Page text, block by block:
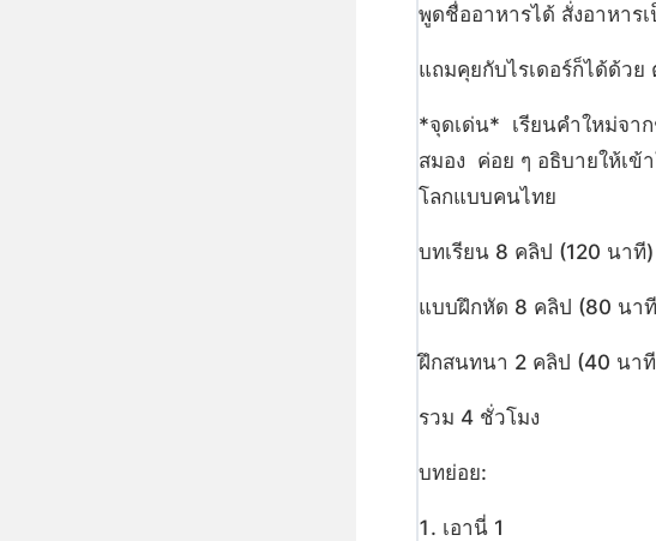
พูดชื่ออาหารได้ สั่งอาหาร
แถมคุยกับไรเดอร์ก็ได้ด้วย
*จุดเด่น* เรียนคำใหม่จา
สมอง ค่อย ๆ อธิบายให้เข้
โลกแบบคนไทย
บทเรียน 8 คลิป (120 นาที)
แบบฝึกหัด 8 คลิป (80 นา
ฝึกสนทนา 2 คลิป (40 นา
รวม 4 ชั่วโมง
บทย่อย:
เอานี่ 1